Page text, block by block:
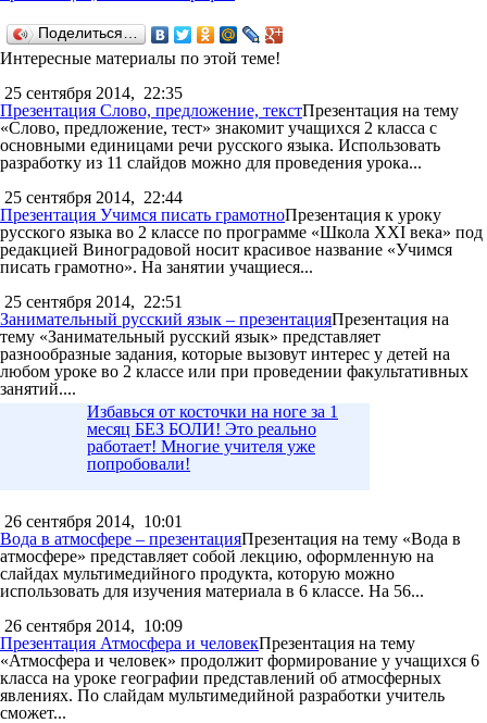
Поделиться…
Интересные материалы по этой теме!
25 сентября 2014, 22:35
Презентация Слово, предложение, текстПрезентация на тему
«Слово, предложение, тест» знакомит учащихся 2 класса с
основными единицами речи русского языка. Использовать
разработку из 11 слайдов можно для проведения урока...
25 сентября 2014, 22:44
Презентация Учимся писать грамотноПрезентация к уроку
русского языка во 2 классе по программе «Школа ХХI века» под
редакцией Виноградовой носит красивое название «Учимся
писать грамотно». На занятии учащиеся...
25 сентября 2014, 22:51
Занимательный русский язык – презентацияПрезентация на
тему «Занимательный русский язык» представляет
разнообразные задания, которые вызовут интерес у детей на
любом уроке во 2 классе или при проведении факультативных
занятий....
Избавься от косточки на ноге за 1
месяц БЕЗ БОЛИ! Это реально
работает! Многие учителя уже
попробовали!
26 сентября 2014, 10:01
Вода в атмосфере – презентацияПрезентация на тему «Вода в
атмосфере» представляет собой лекцию, оформленную на
слайдах мультимедийного продукта, которую можно
использовать для изучения материала в 6 классе. На 56...
26 сентября 2014, 10:09
Презентация Атмосфера и человекПрезентация на тему
«Атмосфера и человек» продолжит формирование у учащихся 6
класса на уроке географии представлений об атмосферных
явлениях. По слайдам мультимедийной разработки учитель
сможет...